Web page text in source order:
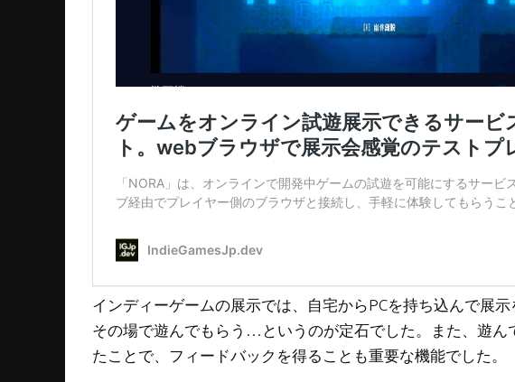
インディーゲームの展示では、自宅からPCを持ち込んで展
その場で遊んでもらう…というのが定石でした。また、遊
たことで、フィードバックを得ることも重要な機能でした。